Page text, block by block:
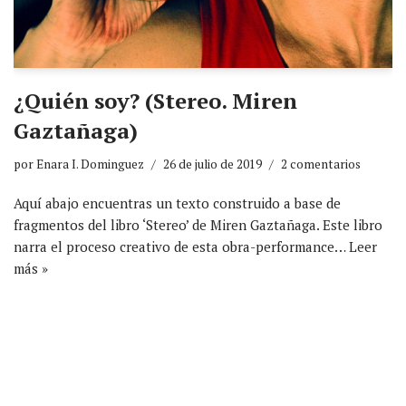
¿Quién soy? (Stereo. Miren
Gaztañaga)
porEnara I. Dominguez 26 de julio de 2019 2 comentarios
Aquí abajo encuentras un texto construido a base de
fragmentos del libro ‘Stereo’ de Miren Gaztañaga. Este libro
narra el proceso creativo de esta obra-performance…Leer
más »